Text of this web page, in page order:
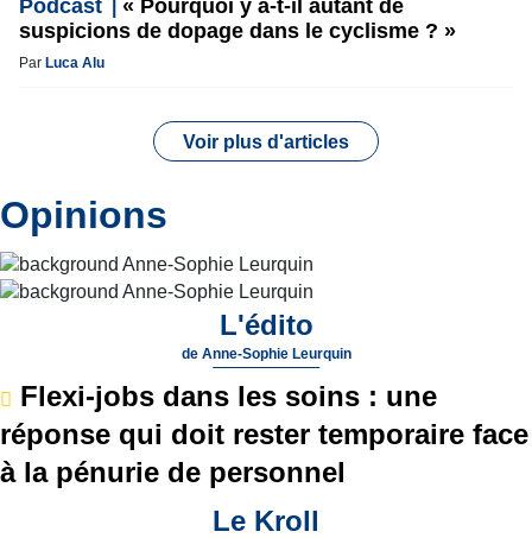
Podcast
« Pourquoi y a-t-il autant de
suspicions de dopage dans le cyclisme ? »
Par Luca Alu
Voir plus d'articles
Opinions
L'édito
de Anne-Sophie Leurquin
Flexi-jobs dans les soins : une
réponse qui doit rester temporaire face
à la pénurie de personnel
Le Kroll